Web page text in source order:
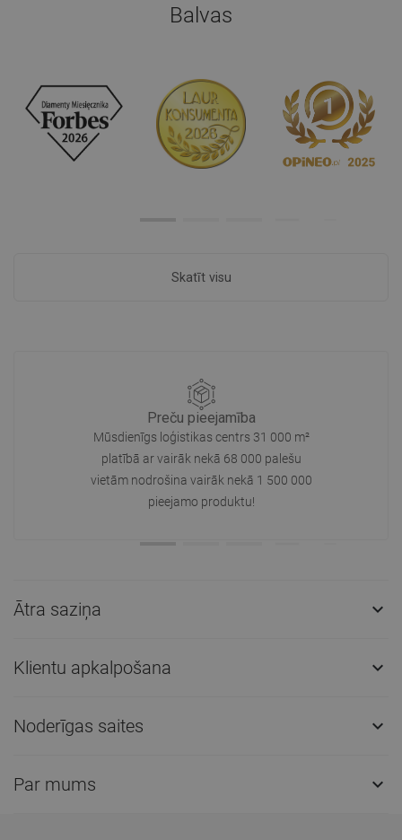
Balvas
Skatīt visu
Preču pieejamība
Mūsdienīgs loģistikas centrs 31 000 m²
platībā ar vairāk nekā 68 000 palešu
vietām nodrošina vairāk nekā 1 500 000
pieejamo produktu!
Ātra saziņa 
Klientu apkalpošana 
Noderīgas saites 
Par mums 